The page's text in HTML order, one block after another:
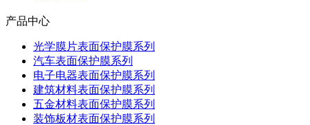
产品中心
光学膜片表面保护膜系列
汽车表面保护膜系列
电子电器表面保护膜系列
建筑材料表面保护膜系列
五金材料表面保护膜系列
装饰板材表面保护膜系列